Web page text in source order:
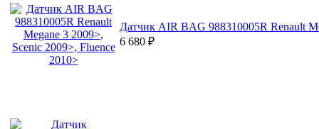
Датчик AIR BAG 988310005R Renault
6 680 ₽